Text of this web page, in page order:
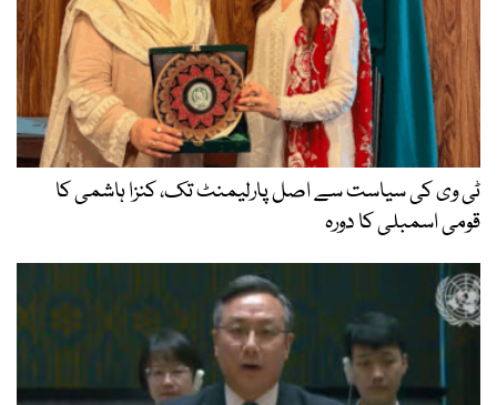
ٹی وی کی سیاست سے اصل پارلیمنٹ تک، کنزا ہاشمی کا
قومی اسمبلی کا دورہ